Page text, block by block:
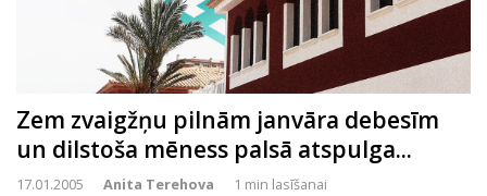
Zem zvaigžņu pilnām janvāra debesīm
un dilstoša mēness palsā atspulga...
17.01.2005 Anita Terehova 1 min lasīšanai